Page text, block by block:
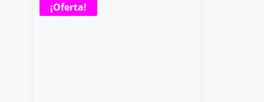
¡Oferta!